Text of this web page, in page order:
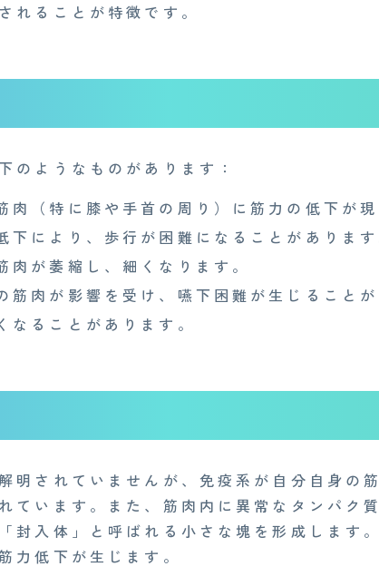
れることが特徴です。
のようなものがあります：
肉（特に膝や手首の周り）に筋力の低下が現
下により、歩行が困難になることがあります
肉が萎縮し、細くなります。
筋肉が影響を受け、嚥下困難が生じることが
なることがあります。
明されていませんが、免疫系が自分自身の
ています。また、筋肉内に異常なタンパク
封入体」と呼ばれる小さな塊を形成します
力低下が生じます。